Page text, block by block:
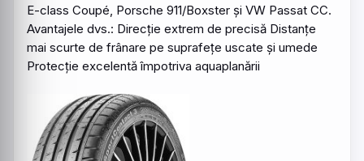
E-class Coupé, Porsche 911/Boxster și VW Passat CC.
Avantajele dvs.: Direcţie extrem de precisă Distanţe
mai scurte de frânare pe suprafeţe uscate şi umede
Protecţie excelentă împotriva aquaplanării